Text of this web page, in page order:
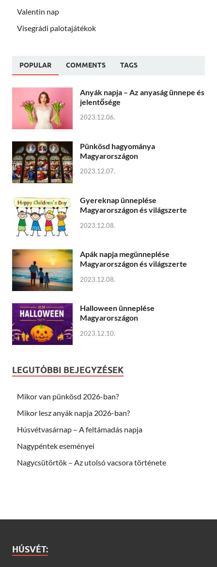
Valentin nap
Visegrádi palotajátékok
POPULAR COMMENTS TAGS
Anyák napja – Az anyaság ünnepe és
jelentősége
2023.12.06.
Pünkösd hagyománya
Magyarországon
2023.12.07.
Gyereknap ünneplése
Magyarországon és világszerte
2023.12.08.
Apák napja megünneplése
Magyarországon és világszerte
2023.12.08.
Halloween ünneplése
Magyarországon
2023.12.10.
LEGUTÓBBI BEJEGYZÉSEK
Mikor van pünkösd 2026-ban?
Mikor lesz anyák napja 2026-ban?
Húsvétvasárnap – A feltámadás napja
Nagypéntek eseményei
Nagycsütörtök – Az utolsó vacsora története
HÚSVÉT: